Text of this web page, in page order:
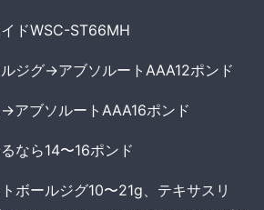
ドWSC-ST66MH
ジグ→アブソルートAAA12ポンド
ソルートAAA16ポンド
14〜16ポンド
ボールジグ10〜21g、テキサスリ